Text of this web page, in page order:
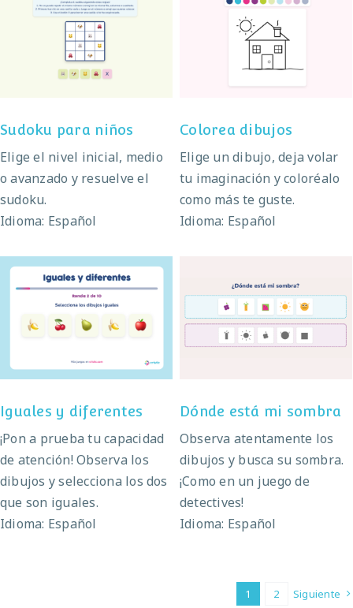
Sudoku para niños
Sudoku para niños
Elige el nivel inicial, medio
o avanzado y resuelve el
sudoku.
Idioma: Español
Colorea dibujos
Colorea dibujos
Elige un dibujo, deja volar
tu imaginación y coloréalo
como más te guste.
Idioma: Español
Iguales y diferentes
Iguales y diferentes
¡Pon a prueba tu capacidad
de atención! Observa los
dibujos y selecciona los dos
que son iguales.
Idioma: Español
Dónde está mi
sombra
Dónde está mi sombra
Observa atentamente los
dibujos y busca su sombra.
¡Como en un juego de
detectives!
Idioma: Español
1 2 Siguiente